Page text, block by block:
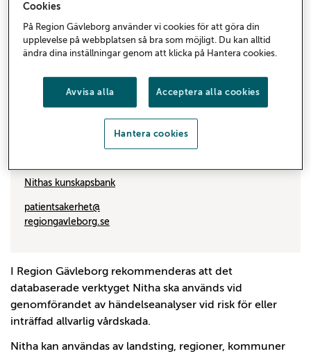
Nitha - nationellt IT-stöd för
händelseanalys
patientsäkerhetsarbetet. Nitha är ett IT-verktyg för
att göra händelseanalyser.
Nithas kunskapsbank
patientsakerhet@
regiongavleborg.se
I Region Gävleborg rekommenderas att det
databaserade verktyget Nitha ska används vid
genomförandet av händelseanalyser vid risk för eller
inträffad allvarlig vårdskada.
Nitha kan användas av landsting, regioner, kommuner
Cookies
På Region Gävleborg använder vi cookies för att göra din
upplevelse på webbplatsen så bra som möjligt. Du kan alltid
ändra dina inställningar genom att klicka på Hantera cookies.
Avvisa alla Acceptera alla cookies
Hantera cookies